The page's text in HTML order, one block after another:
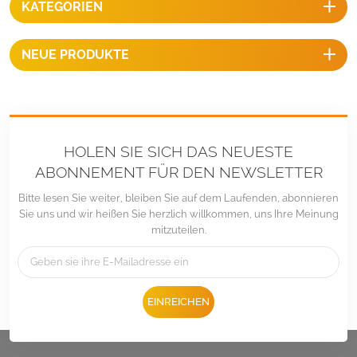
einfache und stabile
Montagestruktur für große
Module.
KATEGORIEN
NEUE PRODUKTE
HOLEN SIE SICH DAS NEUESTE
ABONNEMENT FÜR DEN NEWSLETTER
Bitte lesen Sie weiter, bleiben Sie auf dem Laufenden, abonnieren
Sie uns und wir heißen Sie herzlich willkommen, uns Ihre Meinung
mitzuteilen.
EINREICHEN